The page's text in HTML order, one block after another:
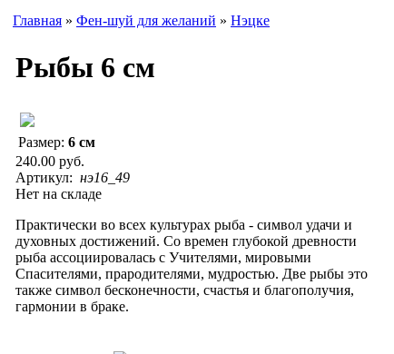
Главная » Фен-шуй для желаний » Нэцке
Рыбы 6 см
Размер: 6 см
240.00 руб.
Артикул: нэ16_49
Нет на складе
Практически во всех культурах рыба - символ удачи и
духовных достижений. Со времен глубокой древности
рыба ассоциировалась с Учителями, мировыми
Спасителями, прародителями, мудростью. Две рыбы это
также символ бесконечности, счастья и благополучия,
гармонии в браке.